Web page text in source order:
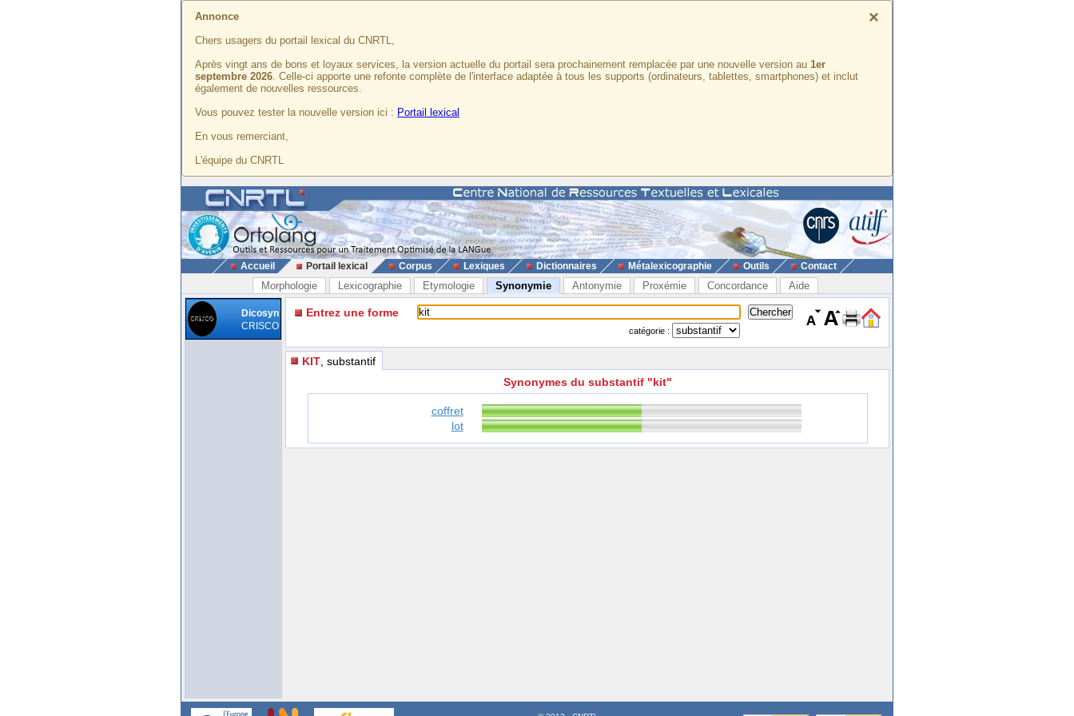
×
Annonce
Chers usagers du portail lexical du CNRTL,
Après vingt ans de bons et loyaux services, la version actuelle du portail sera prochainement remplacée par une nouvelle version au 1er
septembre 2026. Celle-ci apporte une refonte complète de l'interface adaptée à tous les supports (ordinateurs, tablettes, smartphones) et inclut
également de nouvelles ressources.
Vous pouvez tester la nouvelle version ici : Portail lexical
En vous remerciant,
L'équipe du CNRTL
Accueil Portail lexical Corpus Lexiques Dictionnaires Métalexicographie Outils Contact
Morphologie Lexicographie Etymologie Synonymie Antonymie Proxémie Concordance Aide
Dicosyn
CRISCO
Entrez une forme
catégorie :
KIT , substantif
Synonymes du substantif "kit"
coffret
lot